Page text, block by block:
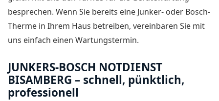
besprechen. Wenn Sie bereits eine Junker- oder Bosch-
Therme in Ihrem Haus betreiben, vereinbaren Sie mit
uns einfach einen Wartungstermin.
JUNKERS-BOSCH NOTDIENST
BISAMBERG – schnell, pünktlich,
professionell